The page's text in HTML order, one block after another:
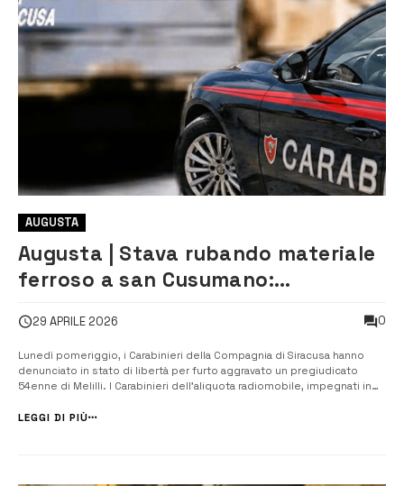
AUGUSTA
Augusta | Stava rubando materiale
ferroso a san Cusumano:
29 APRILE 2026 0
Lunedì pomeriggio, i Carabinieri della Compagnia di Siracusa hanno
denunciato in stato di libertà per furto aggravato un pregiudicato
54enne di Melilli. I Carabinieri dell’aliquota radiomobile, impegnati in
intervenuti nel deposito di una ditta di contrada San Cusumano a
LEGGI DI PIÙ